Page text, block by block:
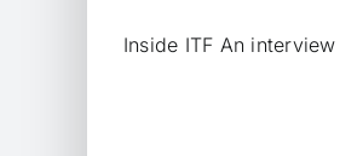
Inside ITF An